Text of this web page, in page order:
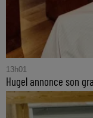
13h01
Hugel annonce son